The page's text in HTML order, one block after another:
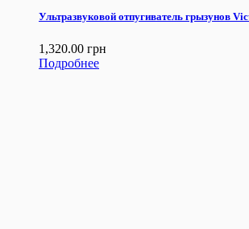
Ультразвуковой отпугиватель грызунов
1,320.00 грн
Подробнее